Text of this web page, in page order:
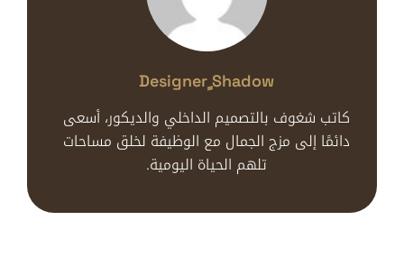
Designer ٍshadow
كاتب شغوف بالتصميم الداخلي والديكور، أسعى
دائمًا إلى مزج الجمال مع الوظيفة لخلق مساحات
تلهم الحياة اليومية.